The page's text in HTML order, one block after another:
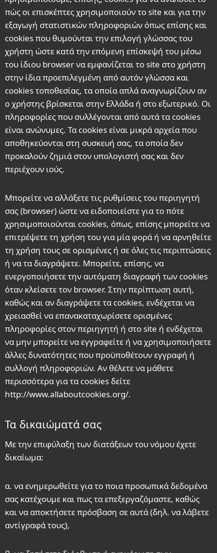
πώς οι επισκέπτες χρησιμοποιούν το site και για την
εξαγωγή στατιστικών πληροφοριών όπως επίσης και
cookies που θυμούνται την επιλογή γλώσσας του
χρήστη ώστε κατά την επόμενη επίσκεψή του μέσω
του ίδιου browser να εμφανίζεται το site στο χρήστη
στην ίδια προεπιλεγμένη από αυτόν γλώσσα και
cookies τοποθεσίας, τα οποία απλά αναγνωρίζουν αν
ο χρήστης βρίσκεται στην Ελλάδα ή στο εξωτερικό. Οι
πληροφορίες που συλλέγονται από αυτά τα cookies
είναι ανώνυμες. Τα cookies είναι μικρά αρχεία που
αποθηκεύονται στη συσκευή σας, τα οποία δεν
προκαλούν ζημιά στον υπολογιστή σας και δεν
περιέχουν ιούς.
Μπορείτε να αλλάξετε τις ρυθμίσεις του περιηγητή
σας (browser) ώστε να ειδοποιείστε για το πότε
χρησιμοποιούνται cookies, όπως, επίσης μπορείτε να
επιτρέψετε τη χρήση του για μία φορά ή να αρνηθείτε
τη χρήση τους σε ορισμένες ή σε όλες τις περιπτώσεις
ή να τα διαγράψετε. Μπορείτε, επίσης, να
ενεργοποιήσετε την αυτόματη διαγραφή των cookies
όταν κλείσετε τον browser. Στην περίπτωση αυτή,
καθώς και αν διαγράψετε τα cookies, ενδέχεται να
χρειασθεί να επανακαταχωρίσετε ορισμένες
πληροφορίες στον περιηγητή ή στο site ή ενδέχεται
να μην μπορείτε να εγγραφείτε ή να χρησιμοποιήσετε
άλλες δυνατότητες που προϋποθέτουν εγγραφή ή
συλλογή πληροφοριών. Αν θέλετε να μάθετε
περισσότερα για τα cookies δείτε
http://www.allaboutcookies.org/.
Τα δικαιώματά σας
Με την επιφύλαξη των διατάξεων του νόμου έχετε
δικαίωμα:
α. να ενημερωθείτε για το ποια προσωπικά δεδομένα
σας κατέχουμε και πως τα επεξεργαζόμαστε, καθώς
και να αποκτήσετε πρόσβαση σε αυτά (δηλ. να λάβετε
αντίγραφά τους),